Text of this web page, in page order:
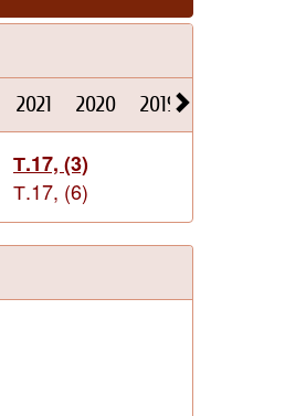
2021 2020 2019
Т.17, (3)
Т.17, (6)